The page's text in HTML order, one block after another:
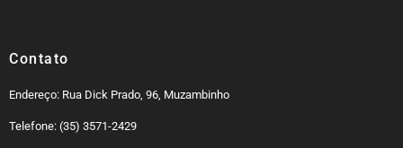
Contato
Endereço: Rua Dick Prado, 96, Muzambinho
Telefone: (35) 3571-2429